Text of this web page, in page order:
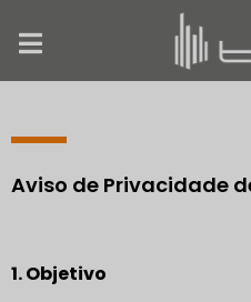
Aviso de Privacidade
1. Objetivo